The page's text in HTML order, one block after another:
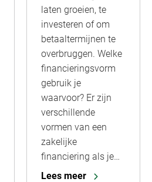
laten groeien, te
investeren of om
betaaltermijnen te
overbruggen. Welke
financieringsvorm
gebruik je
waarvoor? Er zijn
verschillende
vormen van een
zakelijke
financiering als je…
Lees meer